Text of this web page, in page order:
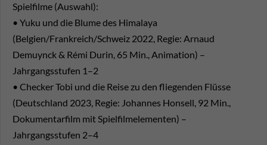
Spielfilme (Auswahl):
• Yuku und die Blume des Himalaya
(Belgien/Frankreich/Schweiz 2022, Regie: Arnaud
Demuynck & Rémi Durin, 65 Min., Animation) –
Jahrgangsstufen 1–2
• Checker Tobi und die Reise zu den fliegenden Flüsse
(Deutschland 2023, Regie: Johannes Honsell, 92 Min.,
Dokumentarfilm mit Spielfilmelementen) –
Jahrgangsstufen 2–4